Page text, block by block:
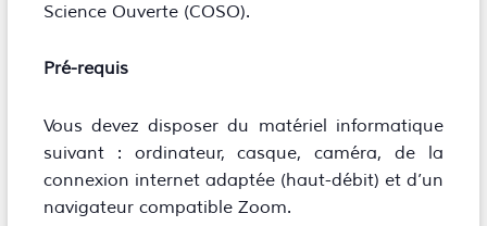
Science Ouverte (COSO).
Pré-requis
Vous devez disposer du matériel informatique
suivant : ordinateur, casque, caméra, de la
connexion internet adaptée (haut-débit) et d’un
navigateur compatible Zoom.